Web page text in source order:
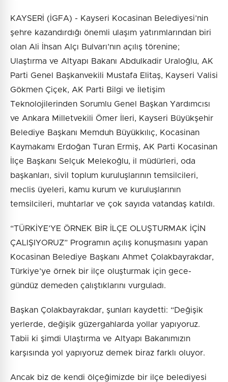
KAYSERİ (İGFA) - Kayseri Kocasinan Belediyesi’nin
şehre kazandırdığı önemli ulaşım yatırımlarından biri
olan Ali İhsan Alçı Bulvarı’nın açılış törenine;
Ulaştırma ve Altyapı Bakanı Abdulkadir Uraloğlu, AK
Parti Genel Başkanvekili Mustafa Elitaş, Kayseri Valisi
Gökmen Çiçek, AK Parti Bilgi ve İletişim
Teknolojilerinden Sorumlu Genel Başkan Yardımcısı
ve Ankara Milletvekili Ömer İleri, Kayseri Büyükşehir
Belediye Başkanı Memduh Büyükkılıç, Kocasinan
Kaymakamı Erdoğan Turan Ermiş, AK Parti Kocasinan
İlçe Başkanı Selçuk Melekoğlu, il müdürleri, oda
başkanları, sivil toplum kuruluşlarının temsilcileri,
meclis üyeleri, kamu kurum ve kuruluşlarının
temsilcileri, muhtarlar ve çok sayıda vatandaş katıldı.
“TÜRKİYE’YE ÖRNEK BİR İLÇE OLUŞTURMAK İÇİN
ÇALIŞIYORUZ” Programın açılış konuşmasını yapan
Kocasinan Belediye Başkanı Ahmet Çolakbayrakdar,
Türkiye’ye örnek bir ilçe oluşturmak için gece-
gündüz demeden çalıştıklarını vurguladı.
Başkan Çolakbayrakdar, şunları kaydetti: “Değişik
yerlerde, değişik güzergahlarda yollar yapıyoruz.
Tabii ki şimdi Ulaştırma ve Altyapı Bakanımızın
karşısında yol yapıyoruz demek biraz farklı oluyor.
Ancak biz de kendi ölçeğimizde bir ilçe belediyesi